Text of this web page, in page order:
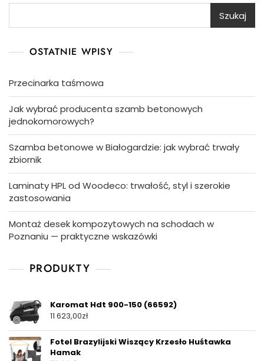
Szukaj
OSTATNIE WPISY
Przecinarka taśmowa
Jak wybrać producenta szamb betonowych
jednokomorowych?
Szamba betonowe w Białogardzie: jak wybrać trwały
zbiornik
Laminaty HPL od Woodeco: trwałość, styl i szerokie
zastosowania
Montaż desek kompozytowych na schodach w
Poznaniu — praktyczne wskazówki
PRODUKTY
Karomat Hdt 900-150 (66592)
11 623,00zł
Fotel Brazylijski Wiszący Krzesło Huśtawka
Hamak